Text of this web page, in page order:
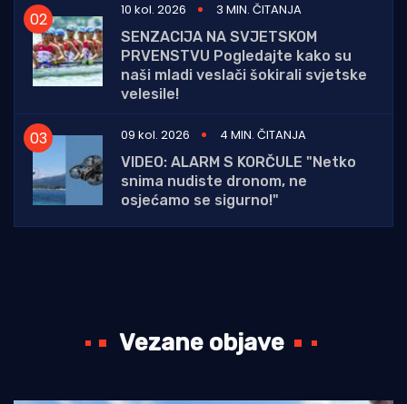
10 kol. 2026
3 MIN. ČITANJA
SENZACIJA NA SVJETSKOM
PRVENSTVU Pogledajte kako su
naši mladi veslači šokirali svjetske
velesile!
09 kol. 2026
4 MIN. ČITANJA
VIDEO: ALARM S KORČULE "Netko
snima nudiste dronom, ne
osjećamo se sigurno!"
Vezane objave